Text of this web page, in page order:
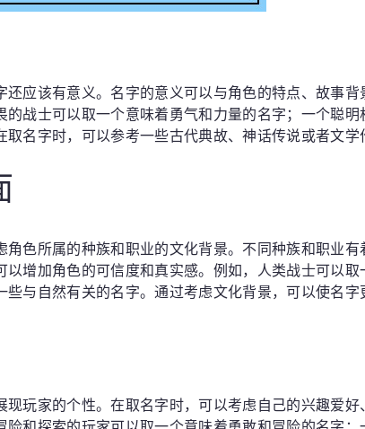
还应该有意义。名字的意义可以与角色的特点、故事
的战士可以取一个意味着勇气和力量的名字；一个聪
取名字时，可以参考一些古代典故、神话传说或者文
角色所属的种族和职业的文化背景。不同种族和职业
以增加角色的可信度和真实感。例如，人类战士可以取
些与自然有关的名字。通过考虑文化背景，可以使名
现玩家的个性。在取名字时，可以考虑自己的兴趣爱